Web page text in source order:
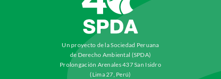
Un proyecto de la Sociedad Peruana
de Derecho Ambiental (SPDA)
Prolongación Arenales 437 San Isidro
(Lima 27, Perú)